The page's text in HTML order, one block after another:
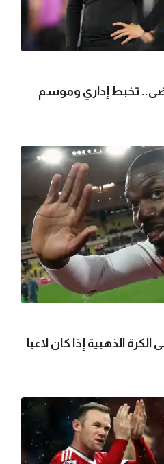
تخبط إداري وموسم
الذهبية إذا كان لاعبا